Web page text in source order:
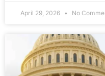
April 29, 2026 No